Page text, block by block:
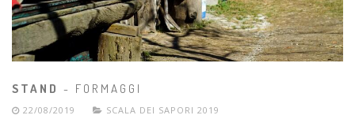
STAND - FORMAGGI
22/08/2019 SCALA DEI SAPORI 2019